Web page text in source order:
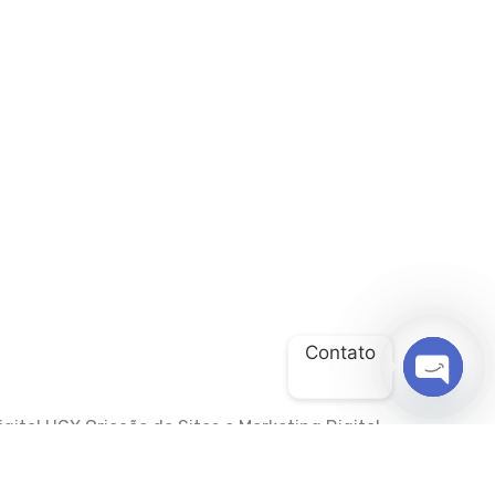
HGX Criação de Sites e Marketing Digital
Contato